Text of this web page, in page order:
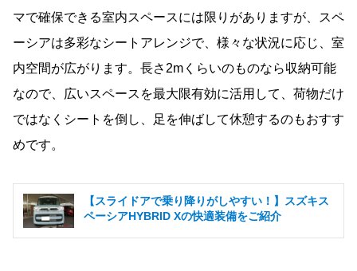
マで確保できる室内スペースには限りがありますが、スペ
ーシアは多彩なシートアレンジで、様々な状況に応じ、室
内空間が広がります。長さ2mくらいのものなら収納可能
なので、広いスペースを最大限有効に活用して、荷物だけ
ではなくシートを倒し、足を伸ばして休憩するのもおすす
めです。
【スライドアで乗り降りがしやすい！】スズキス
ペーシアHYBRID Xの快適装備をご紹介